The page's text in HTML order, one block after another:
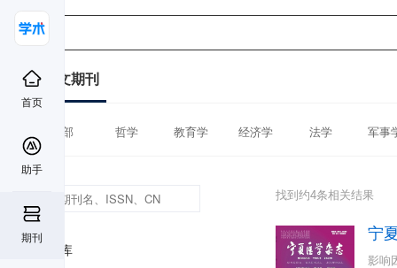
首页
助手
期刊
中文期刊
全部 哲学 教育学 经济学 法学 军事
数据库
找到约4条相关结果
宁
影响